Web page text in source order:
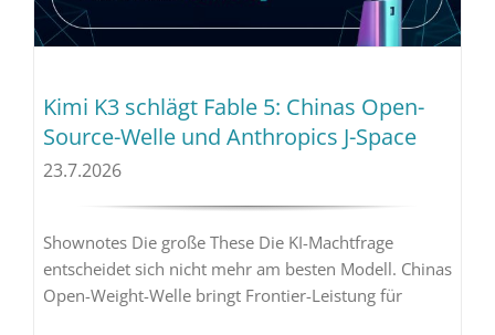
Kimi K3 schlägt Fable 5: Chinas Open-
Source-Welle und Anthropics J-Space
23.7.2026
Shownotes Die große These Die KI-Machtfrage
entscheidet sich nicht mehr am besten Modell. Chinas
Open-Weight-Welle bringt Frontier-Leistung für